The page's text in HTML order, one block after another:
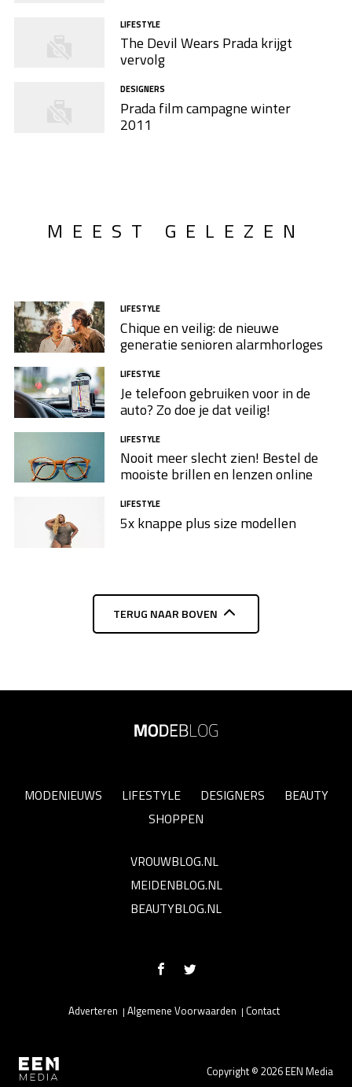
LIFESTYLE
The Devil Wears Prada krijgt
vervolg
DESIGNERS
Prada film campagne winter
2011
MEEST GELEZEN
LIFESTYLE
Chique en veilig: de nieuwe
generatie senioren alarmhorloges
LIFESTYLE
Je telefoon gebruiken voor in de
auto? Zo doe je dat veilig!
LIFESTYLE
Nooit meer slecht zien! Bestel de
mooiste brillen en lenzen online
LIFESTYLE
5x knappe plus size modellen​
TERUG NAAR BOVEN
MODENIEUWS LIFESTYLE DESIGNERS
BEAUTY
SHOPPEN
VROUWBLOG.NL
MEIDENBLOG.NL
BEAUTYBLOG.NL
Copyright © 2026 EEN Media
Adverteren Algemene Voorwaarden Contact